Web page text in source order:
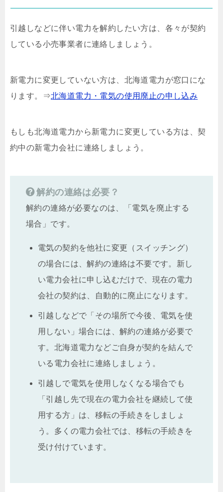
引越しなどに伴い電力を解約したい方は、各々が契約
している小売事業者に連絡しましょう。
新電力に変更していない方は、北海道電力が窓口にな
ります。⇒北海道電力・電気の使用廃止の申し込み
もしも北海道電力から新電力に変更している方は、契
約中の新電力会社に連絡しましょう。
解約の連絡は必要？
解約の連絡が必要なのは、「電気を廃止する
場合」です。
電気の契約を他社に変更（スイッチング）
の場合には、解約の連絡は不要です。新し
い電力会社に申し込むだけで、現在の電力
会社の契約は、自動的に廃止になります。
引越しなどで「その場所で今後、電気を使
用しない」場合には、解約の連絡が必要で
す。北海道電力などご自身が契約を結んで
いる電力会社に連絡しましょう。
引越しで電気を使用しなくなる場合でも
「引越し先で現在の電力会社を継続して使
用する方」は、移転の手続きをしましょ
う。多くの電力会社では、移転の手続きを
受け付けています。